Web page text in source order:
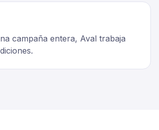
campaña entera, Aval trabaja